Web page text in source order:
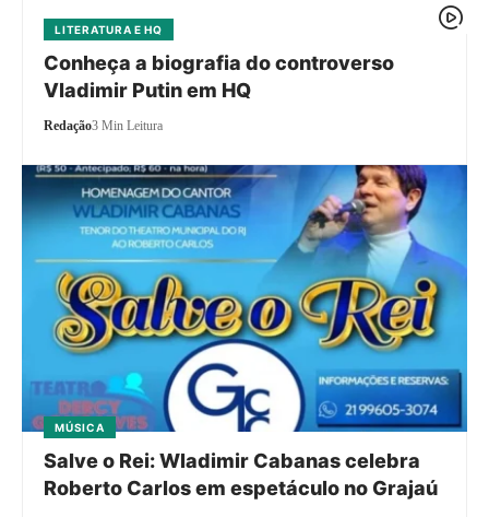
LITERATURA E HQ
Conheça a biografia do controverso
Vladimir Putin em HQ
Redação3 Min Leitura
MÚSICA
Salve o Rei: Wladimir Cabanas celebra
Roberto Carlos em espetáculo no Grajaú